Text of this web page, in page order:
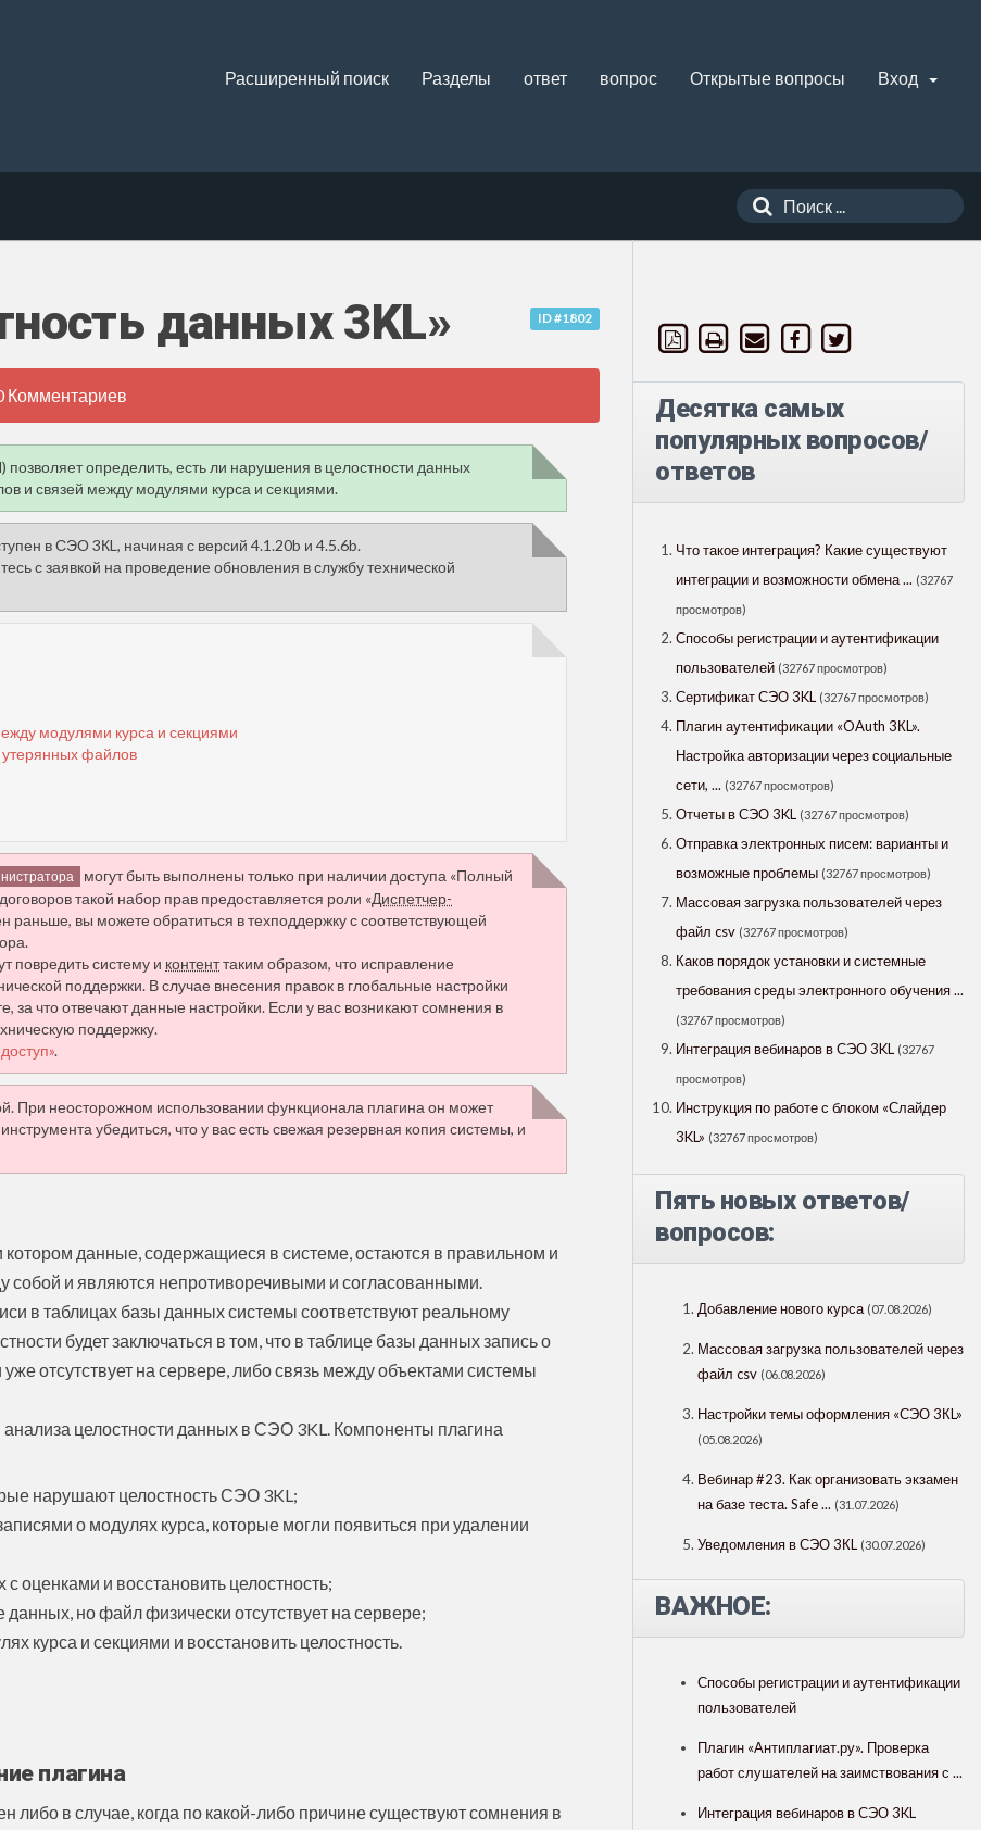
Расширенный поиск Разделы ответ вопрос Открытые вопросы Вход
ID #1802
данных 3KL»
Комментариев
позволяет определить, есть ли нарушения в целостности данных
и связей между модулями курса и секциями.
в СЭО 3КL, начиная с версий 4.1.20b и 4.5.6b.
с заявкой на проведение обновления в службу технической
модулями курса и секциями
утерянных файлов
могут быть выполнены только при наличии доступа «Полный
такой набор прав предоставляется роли «Диспетчер-
вы можете обратиться в техподдержку с соответствующей
повредить систему и контенттаким образом, что исправление
поддержки. В случае внесения правок в глобальные настройки
что отвечают данные настройки. Если у вас возникают сомнения в
поддержку.
.
При неосторожном использовании функционала плагина он может
убедиться, что у вас есть свежая резервная копия системы, и
данные, содержащиеся в системе, остаются в правильном и
собой и являются непротиворечивыми и согласованными.
в таблицах базы данных системы соответствуют реальному
будет заключаться в том, что в таблице базы данных запись о
отсутствует на сервере, либо связь между объектами системы
целостности данных в СЭО 3KL. Компоненты плагина
нарушают целостность СЭО 3KL;
о модулях курса, которые могли появиться при удалении
оценками и восстановить целостность;
но файл физически отсутствует на сервере;
курса и секциями и восстановить целостность.
плагина
либо в случае, когда по какой-либо причине существуют сомнения в
Десятка самых
популярных вопросов/
ответов
Что такое интеграция? Какие существуют
интеграции и возможности обмена ... (32767
просмотров)
Способы регистрации и аутентификации
пользователей (32767 просмотров)
Сертификат СЭО 3KL (32767 просмотров)
Плагин аутентификации «OAuth 3КL».
Настройка авторизации через социальные
сети, ... (32767 просмотров)
Отчеты в СЭО 3KL (32767 просмотров)
Отправка электронных писем: варианты и
возможные проблемы (32767 просмотров)
Массовая загрузка пользователей через
файл csv (32767 просмотров)
Каков порядок установки и системные
требования среды электронного обучения ...
(32767 просмотров)
Интеграция вебинаров в СЭО 3KL (32767
просмотров)
Инструкция по работе с блоком «Слайдер
3KL» (32767 просмотров)
Пять новых ответов/
вопросов:
Добавление нового курса (07.08.2026)
Массовая загрузка пользователей через
файл csv (06.08.2026)
Настройки темы оформления «СЭО 3КL»
(05.08.2026)
Вебинар #23. Как организовать экзамен
на базе теста. Safe ... (31.07.2026)
Уведомления в СЭО 3КL (30.07.2026)
ВАЖНОЕ:
Способы регистрации и аутентификации
пользователей
Плагин «Антиплагиат.ру». Проверка
работ слушателей на заимствования с ...
Интеграция вебинаров в СЭО 3KL